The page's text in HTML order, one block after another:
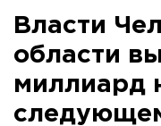
Власти
области
миллиард